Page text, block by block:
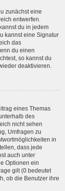
zunächst eine
entwerfen.
du in jedem
kannst eine Signatur
das
du einen
so kannst du
deaktivieren.
eines Themas
des
nicht sehen
Umfragen zu
in
dass jede
auch unter
Optionen ein
gilt (0 bedeutet
ob die Benutzer ihre